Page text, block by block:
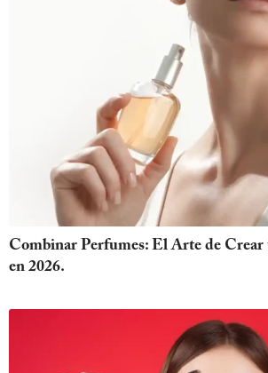
Combinar Perfumes: El Arte de
en 2026.